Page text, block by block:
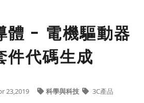
體 - 電機驅動器
件代碼生成
23,2019 科學與科技 3C產品